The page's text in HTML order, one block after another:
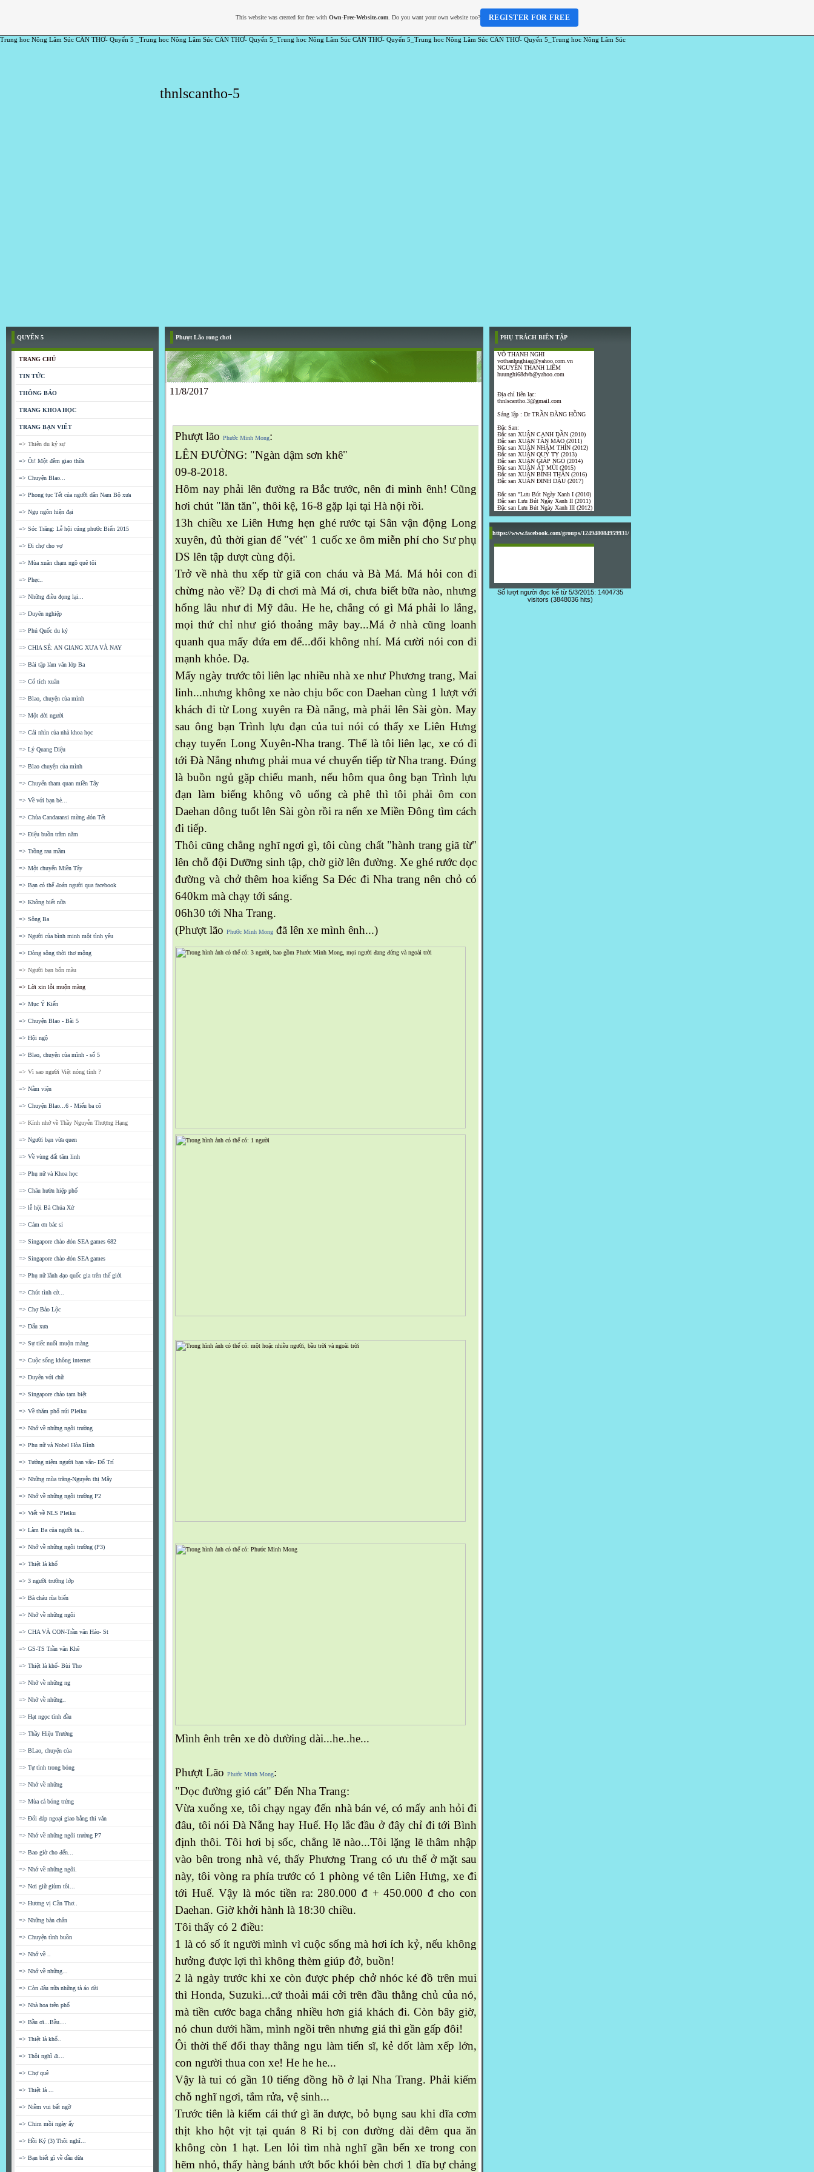
Trung hoc Nông Lâm Súc CẦN THƠ- Quyển 5 _Trung hoc Nông Lâm Súc CẦN THƠ- Quyển 5_Trung hoc Nông Lâm Súc CẦN THƠ- Quyển 5_Trung hoc Nông Lâm Súc CẦN THƠ- Quyển 5_Trung hoc Nông Lâm Súc
thnlscantho-5
QUYỂN 5
TRANG CHỦ
TIN TỨC
THÔNG BÁO
TRANG KHOA HỌC
TRANG BẠN VIẾT
=> Thiên du ký sự
=> Ôi! Một đêm giao thừa
=> Chuyện Blao...
=> Phong tục Tết của người dân Nam Bộ xưa
=> Ngụ ngôn hiện đại
=> Sóc Trăng: Lễ hội cúng phước Biển 2015
=> Đi chợ cho vợ
=> Mùa xuân chạm ngõ quê tôi
=> Phẹc..
=> Những điều đọng lại...
=> Duyên nghiệp
=> Phú Quốc du ký
=> CHIA SẺ: AN GIANG XƯA VÀ NAY
=> Bài tập làm văn lớp Ba
=> Cổ tích xuân
=> Blao, chuyện của mình
=> Một đời người
=> Cái nhìn của nhà khoa học
=> Lý Quang Diệu
=> Blao chuyện của mình
=> Chuyến tham quan miền Tây
=> Về với bạn bè...
=> Chùa Candaransi mừng đón Tết
=> Điệu buồn trăm năm
=> Trồng rau mầm
=> Một chuyến Miền Tây
=> Bạn có thể đoán người qua facebook
=> Không biết nữa
=> Sông Ba
=> Người của bình minh một tình yêu
=> Dòng sông thời thơ mộng
=> Người bạn bốn màu
=> Lời xin lỗi muộn màng
=> Mục Ý Kiến
=> Chuyện Blao - Bài 5
=> Hội ngộ
=> Blao, chuyện của mình - số 5
=> Vì sao người Việt nóng tính ?
=> Nằm viện
=> Chuyện Blao...6 - Miếu ba cô
=> Kính nhớ về Thầy Nguyễn Thượng Hạng
=> Người bạn vừa quen
=> Về vùng đất tâm linh
=> Phụ nữ và Khoa học
=> Châu hườn hiệp phố
=> lễ hội Bà Chúa Xứ
=> Cám ơn bác sỉ
=> Singapore chào đón SEA games 682
=> Singapore chào đón SEA games
=> Phụ nữ lãnh đạo quốc gia trên thế giới
=> Chút tình cờ...
=> Chợ Bảo Lộc
=> Dấu xưa
=> Sự tiếc nuối muộn màng
=> Cuộc sống không internet
=> Duyên với chữ
=> Singapore chào tạm biệt
=> Về thăm phố núi Pleiku
=> Nhớ về những ngôi trường
=> Phụ nữ và Nobel Hòa Bình
=> Tưởng niệm người bạn văn- Đổ Trí
=> Những mùa trăng-Nguyễn thị Mây
=> Nhớ về những ngôi trường P2
=> Viết về NLS Pleiku
=> Làm Ba của người ta...
=> Nhớ về những ngôi trường (P3)
=> Thiệt là khổ
=> 3 người trưởng lớp
=> Bà cháu rùa biển
=> Nhớ về những ngôi
=> CHA VÀ CON-Trần văn Hảo- St
=> GS-TS Trần văn Khê
=> Thiệt là khổ- Bùi Tho
=> Nhớ về những ng
=> Nhớ về những..
=> Hạt ngọc tình đầu
=> Thầy Hiệu Trưởng
=> BLao, chuyện của
=> Tự tình trong bóng
=> Nhớ về những
=> Mùa cá bóng trứng
=> Đối đáp ngoại giao bằng thi văn
=> Nhớ về những ngôi trường P7
=> Bao giờ cho đến...
=> Nhớ về những ngôi.
=> Nơi giữ giùm tôi...
=> Hương vị Cần Thơ..
=> Những bàn chân
=> Chuyện tình buồn
=> Nhớ về ..
=> Nhớ về những...
=> Còn đâu nữa những tà áo dài
=> Nhà hoa trên phố
=> Bầu ơi...Bầu....
=> Thiệt là khổ..
=> Thôi nghĩ đi...
=> Chợ quê
=> Thiệt là ...
=> Niềm vui bất ngờ
=> Chim mồi ngày ấy
=> Hồi Ký (3) Thôi nghĩ...
=> Bạn biết gì về dầu dừa
Phượt Lão rong chơi
11/8/2017
Phượt lão Phước Minh Mong:
LÊN ĐƯỜNG: "Ngàn dậm sơn khê"
09-8-2018.
Hôm nay phải lên đường ra Bắc trước, nên đi mình ênh! Cũng
hơi chút "lăn tăn", thôi kệ, 16-8 gặp lại tại Hà nội rồi.
13h chiều xe Liên Hưng hẹn ghé rước tại Sân vận động Long
xuyên, đủ thời gian để "vét" 1 cuốc xe ôm miễn phí cho Sư phụ
DS lên tập dượt cùng đội.
Trở về nhà thu xếp từ giã con cháu và Bà Má. Má hỏi con đi
chừng nào về? Dạ đi chơi mà Má ơi, chưa biết bữa nào, nhưng
hổng lâu như đi Mỹ đâu. He he, chẳng có gì Má phải lo lắng,
mọi thứ chỉ như gió thoảng mây bay...Má ở nhà cũng loanh
quanh qua mấy đứa em để...đổi không nhí. Má cười nói con đi
mạnh khỏe. Dạ.
Mấy ngày trước tôi liên lạc nhiều nhà xe như Phương trang, Mai
linh...nhưng không xe nào chịu bốc con Daehan cùng 1 lượt với
khách đi từ Long xuyên ra Đà nẵng, mà phải lên Sài gòn. May
sau ông bạn Trình lựu đạn của tui nói có thấy xe Liên Hưng
chạy tuyến Long Xuyên-Nha trang. Thế là tôi liên lạc, xe có đi
tới Đà Nẵng nhưng phải mua vé chuyển tiếp từ Nha trang. Đúng
là buồn ngủ gặp chiếu manh, nếu hôm qua ông bạn Trình lựu
đạn làm biếng không vô uống cà phê thì tôi phải ôm con
Daehan dông tuốt lên Sài gòn rồi ra nến xe Miền Đông tìm cách
đi tiếp.
Thôi cũng chẳng nghĩ ngơi gì, tôi cùng chất "hành trang giã từ"
lên chỗ đội Dưỡng sinh tập, chờ giờ lên đường. Xe ghé rước dọc
đường và chở thêm hoa kiểng Sa Đéc đi Nha trang nên chỏ có
640km mà chạy tới sáng.
06h30 tới Nha Trang.
(Phượt lão Phước Minh Mong đã lên xe mình ênh...)
Mình ênh trên xe đò dườing dài...he..he...
Phượt Lão Phước Minh Mong:
"Dọc đường gió cát" Đến Nha Trang:
Vừa xuống xe, tôi chạy ngay đến nhà bán vé, có mấy anh hỏi đi
đâu, tôi nói Đà Nẵng hay Huế. Họ lắc đầu ở đây chỉ đi tới Bình
định thôi. Tôi hơi bị sốc, chẳng lẽ nào...Tôi lặng lẽ thâm nhập
vào bên trong nhà vé, thấy Phương Trang có ưu thế ở mặt sau
này, tôi vòng ra phía trước có 1 phòng vé tên Liên Hưng, xe đi
tới Huế. Vậy là móc tiền ra: 280.000 đ + 450.000 đ cho con
Daehan. Giờ khởi hành là 18:30 chiều.
Tôi thấy có 2 điều:
1 là có số ít người mình vì cuộc sống mà hơi ích kỷ, nếu không
hưởng được lợi thì không thèm giúp đở, buồn!
2 là ngày trước khi xe còn được phép chở nhóc ké đồ trên mui
thì Honda, Suzuki...cứ thoải mái cởi trên đầu thằng chủ của nó,
mà tiền cước baga chẳng nhiều hơn giá khách đi. Còn bây giờ,
nó chun dưới hầm, mình ngồi trên nhưng giá thì gần gấp đôi!
Ôi thời thế đổi thay thằng ngu làm tiến sĩ, kẻ dốt làm xếp lớn,
con người thua con xe! He he he...
Vậy là tui có gần 10 tiếng đồng hồ ở lại Nha Trang. Phải kiếm
chỗ nghĩ ngơi, tắm rửa, vệ sinh...
Trước tiên là kiếm cái thứ gì ăn được, bỏ bụng sau khi dĩa cơm
thịt kho hột vịt tại quán 8 Ri bị con đường dài đêm qua ăn
không còn 1 hạt. Len lỏi tìm nhà nghĩ gần bến xe trong con
hẽm nhỏ, thấy hàng bánh ướt bốc khói bèn chơi 1 dĩa bự chảng
PHỤ TRÁCH BIÊN TẬP
VÕ THANH NGHI
vothanhnghiag@yahoo.com.vn
NGUYỄN THANH LIÊM
huunghi68dvb@yahoo.com
Địa chỉ liên lạc:
thnlscantho.3@gmail.com
Sáng lập : Dr TRẦN ĐĂNG HỒNG
Đặc San:
Đặc san XUÂN CANH DẦN (2010)
Đặc san XUÂN TÂN MÃO (2011)
Đặc san XUÂN NHÂM THÌN (2012)
Đặc san XUÂN QUÝ TỴ (2013)
Đặc san XUÂN GIÁP NGỌ (2014)
Đặc san XUÂN ẤT MÙI (2015)
Đặc san XUÂN BÍNH THÂN (2016)
Đặc san XUÂN ĐINH DẬU (2017)
Đặc san "Lưu Bút Ngày Xanh I (2010)
Đặc san Lưu Bút Ngày Xanh II (2011)
Đặc san Lưu Bút Ngày Xanh III (2012)
https://www.facebook.com/groups/124948084959931/
Số lượt người đọc kể từ 5/3/2015: 1404735
visitors (3848036 hits)
This website was created for free with Own-Free-Website.com. Do you want your own website too? REGISTER FOR FREE